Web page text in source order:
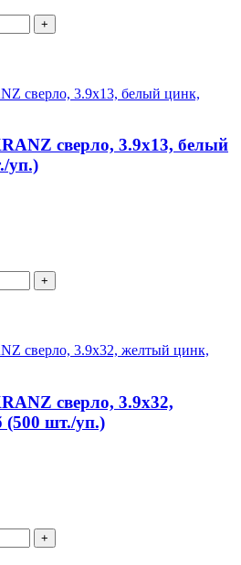
сверло, 3.9х13, белый
уп.)
сверло, 3.9х32,
шт./уп.)